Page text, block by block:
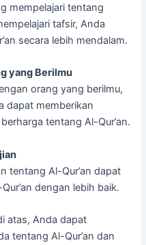
mempelajari tentang
tafsir, Anda
secara lebih mendalam.
yang Berilmu
orang yang berilmu,
dapat memberikan
tentang Al-Qur’an.
tentang Al-Qur’an dapat
dengan lebih baik.
atas, Anda dapat
tentang Al-Qur’an dan